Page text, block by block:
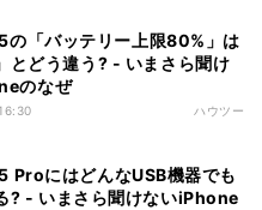
「バッテリー上限80%」は
とどう違う? - いまさら聞け
のなぜ
ハウツー
ProにはどんなUSB機器でも
? - いまさら聞けないiPhone